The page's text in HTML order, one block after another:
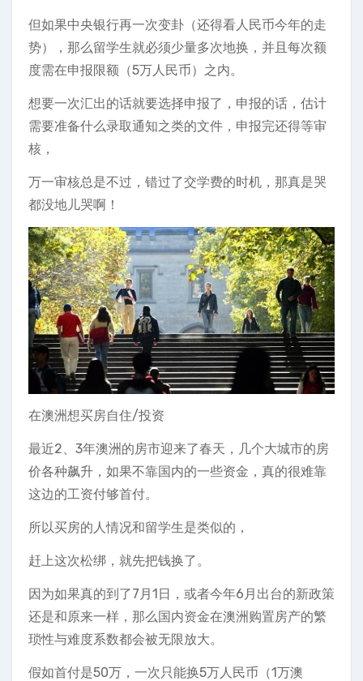
但如果中央银行再一次变卦（还得看人民币今年的走
势），那么留学生就必须少量多次地换，并且每次额
度需在申报限额（5万人民币）之内。
想要一次汇出的话就要选择申报了，申报的话，估计
需要准备什么录取通知之类的文件，申报完还得等审
核，
万一审核总是不过，错过了交学费的时机，那真是哭
都没地儿哭啊！
在澳洲想买房自住/投资
最近2、3年澳洲的房市迎来了春天，几个大城市的房
价各种飙升，如果不靠国内的一些资金，真的很难靠
这边的工资付够首付。
所以买房的人情况和留学生是类似的，
赶上这次松绑，就先把钱换了。
因为如果真的到了7月1日，或者今年6月出台的新政策
还是和原来一样，那么国内资金在澳洲购置房产的繁
琐性与难度系数都会被无限放大。
假如首付是50万，一次只能换5万人民币（1万澳